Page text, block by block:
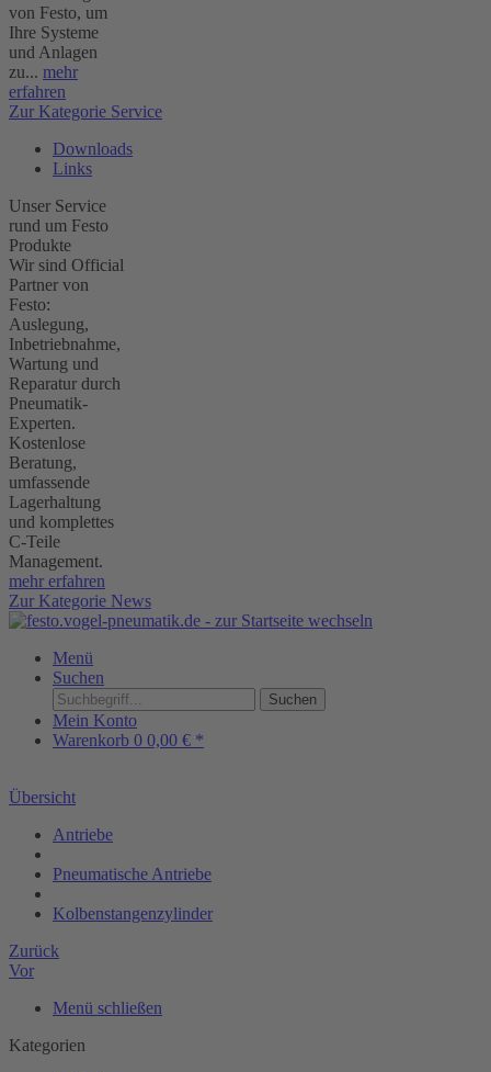
von Festo, um
Ihre Systeme
und Anlagen
zu... mehr
erfahren
Zur Kategorie Service
Downloads
Links
Unser Service
rund um Festo
Produkte
Wir sind Official
Partner von
Festo:
Auslegung,
Inbetriebnahme,
Wartung und
Reparatur durch
Pneumatik-
Experten.
Kostenlose
Beratung,
umfassende
Lagerhaltung
und komplettes
C-Teile
Management.
mehr erfahren
Zur Kategorie News
Menü
Suchen
Suchen
Mein Konto
Warenkorb 0 0,00 € *
Übersicht
Antriebe
Pneumatische Antriebe
Kolbenstangenzylinder
Zurück
Vor
Menü schließen
Kategorien